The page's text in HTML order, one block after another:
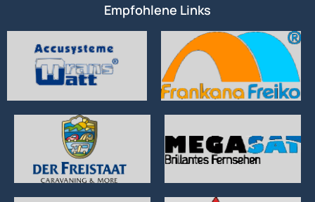
Empfohlene Links